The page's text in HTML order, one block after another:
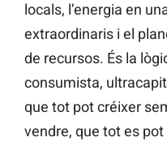
locals, l’energia en
extraordinaris i el
de recursos. És la
consumista,
que tot pot créixer
vendre, que tot es